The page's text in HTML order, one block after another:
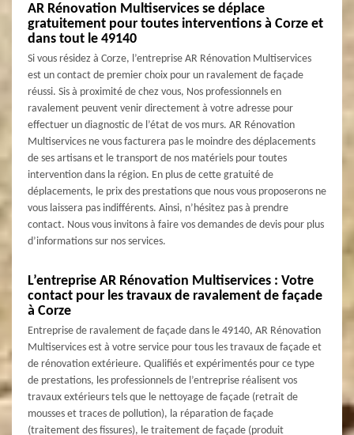
AR Rénovation Multiservices se déplace
gratuitement pour toutes interventions à Corze et
dans tout le 49140
Si vous résidez à Corze, l’entreprise AR Rénovation Multiservices
est un contact de premier choix pour un ravalement de façade
réussi. Sis à proximité de chez vous, Nos professionnels en
ravalement peuvent venir directement à votre adresse pour
effectuer un diagnostic de l’état de vos murs. AR Rénovation
Multiservices ne vous facturera pas le moindre des déplacements
de ses artisans et le transport de nos matériels pour toutes
intervention dans la région. En plus de cette gratuité de
déplacements, le prix des prestations que nous vous proposerons ne
vous laissera pas indifférents. Ainsi, n’hésitez pas à prendre
contact. Nous vous invitons à faire vos demandes de devis pour plus
d’informations sur nos services.
L’entreprise AR Rénovation Multiservices : Votre
contact pour les travaux de ravalement de façade
à Corze
Entreprise de ravalement de façade dans le 49140, AR Rénovation
Multiservices est à votre service pour tous les travaux de façade et
de rénovation extérieure. Qualifiés et expérimentés pour ce type
de prestations, les professionnels de l’entreprise réalisent vos
travaux extérieurs tels que le nettoyage de façade (retrait de
mousses et traces de pollution), la réparation de façade
(traitement des fissures), le traitement de façade (produit